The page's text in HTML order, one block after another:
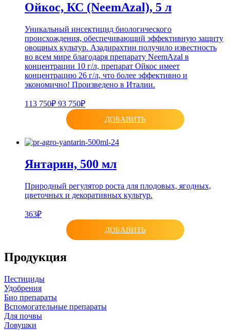
Ойкос, КС (NeemAzal), 5 л
Уникальный инсектицид биологического
происхождения, обеспечивающий эффективную защиту
овощных культур. Азадирахтин получило известность
во всем мире благодаря препарату NeemAzal в
концентрации 10 г/л, препарат Ойкос имеет
концентрацию 26 г/л, что более эффективно и
экономично! Произведено в Италии.
113 750₽ 93 750₽
ДОБАВИТЬ
Янтарин, 500 мл
Природный регулятор роста для плодовых, ягодных,
цветочных и декоративных культур.
363₽
ДОБАВИТЬ
Продукция
Пестициды
Удобрения
Био препараты
Вспомогательные препараты
Для почвы
Ловушки